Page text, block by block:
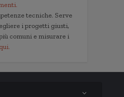
tecniche. Serve
i progetti giusti,
comuni e misurare i